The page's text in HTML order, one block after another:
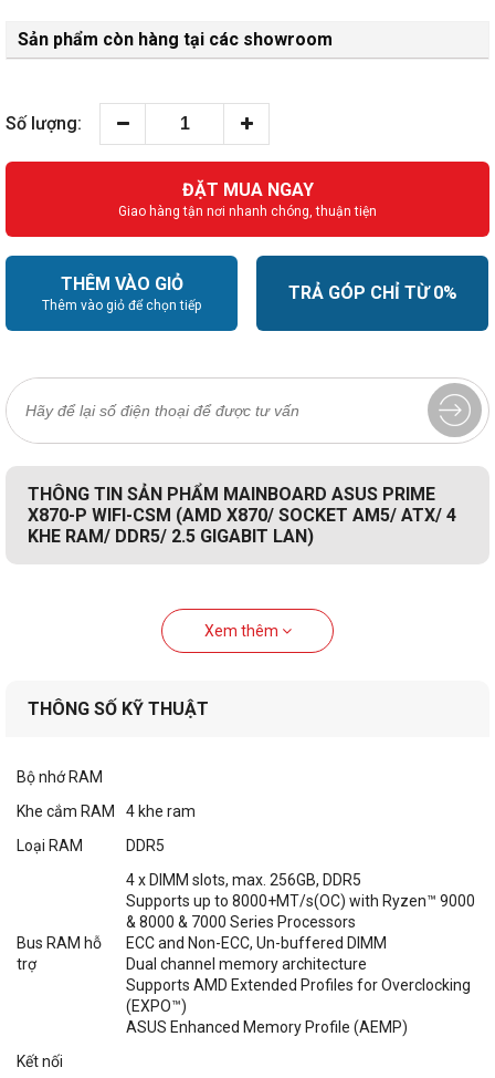
Sản phẩm còn hàng tại các showroom
Số lượng:
ĐẶT MUA NGAY
Giao hàng tận nơi nhanh chóng, thuận tiện
THÊM VÀO GIỎ
Thêm vào giỏ để chọn tiếp
TRẢ GÓP CHỈ TỪ 0%
THÔNG TIN SẢN PHẨM MAINBOARD ASUS PRIME
X870-P WIFI-CSM (AMD X870/ SOCKET AM5/ ATX/ 4
KHE RAM/ DDR5/ 2.5 GIGABIT LAN)
Xem thêm
THÔNG SỐ KỸ THUẬT
Bộ nhớ RAM
Khe cắm RAM
4 khe ram
Loại RAM
DDR5
Bus RAM hỗ
trợ
4 x DIMM slots, max. 256GB, DDR5
Supports up to 8000+MT/s(OC) with Ryzen™ 9000
& 8000 & 7000 Series Processors
ECC and Non-ECC, Un-buffered DIMM
Dual channel memory architecture
Supports AMD Extended Profiles for Overclocking
(EXPO™)
ASUS Enhanced Memory Profile (AEMP)
Kết nối